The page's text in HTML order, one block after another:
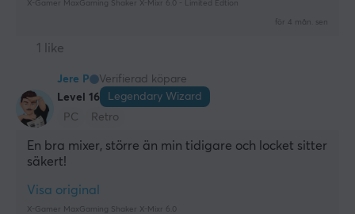
X-Gamer MaxGaming Shaker X-Mixr 6.0 - Limited Edtion
för 4 mån. sen
1 like
Jere P
Verifierad köpare
Level 16
Legendary Wizard
PC
Retro
En bra mixer, större än min tidigare och locket sitter
säkert!
Visa original
X-Gamer MaxGaming Shaker X-Mixr 6.0